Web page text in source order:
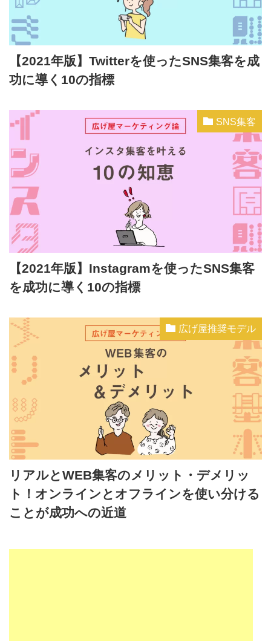
【2021年版】Twitterを使ったSNS集客を成
功に導く10の指標
SNS集客
【2021年版】Instagramを使ったSNS集客
を成功に導く10の指標
広げ屋推奨モデル
リアルとWEB集客のメリット・デメリッ
ト！オンラインとオフラインを使い分ける
ことが成功への近道